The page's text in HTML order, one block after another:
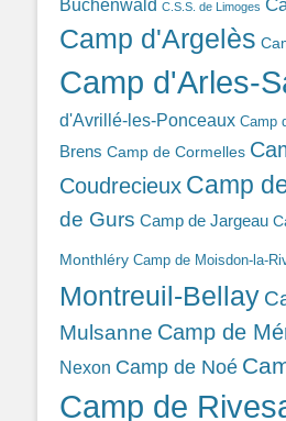
Buchenwald C.S.S. de Limoges
Camp d'Argelès
Camp d'Arles-
d'Avrillé-les-Ponceaux Camp
Brens Camp de Cormelles
Coudrecieux Camp
de Gurs Camp de Jargeau
Monthléry Camp de Moisdon-la-
Montreuil-Bellay
Mulsanne Camp de
Nexon Camp de Noé
Camp de